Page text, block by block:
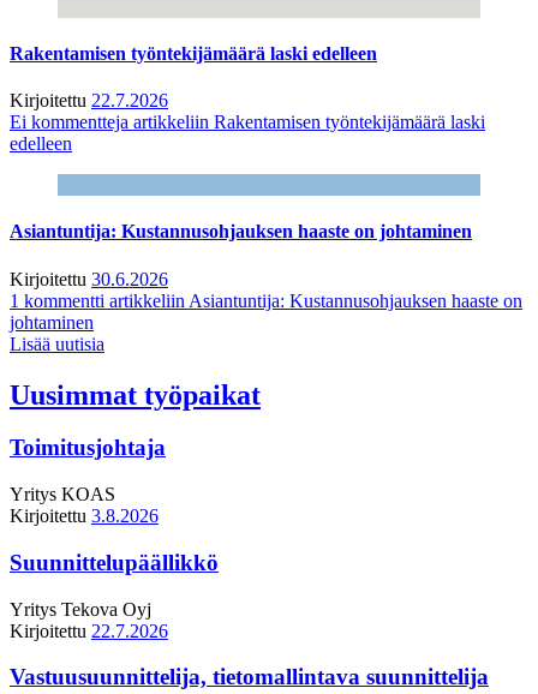
Rakentamisen työntekijämäärä laski edelleen
Kirjoitettu 22.7.2026
Ei kommentteja artikkeliin Rakentamisen työntekijämäärä laski
edelleen
Asiantuntija: Kustannusohjauksen haaste on johtaminen
Kirjoitettu 30.6.2026
1 kommentti artikkeliin Asiantuntija: Kustannusohjauksen haaste on
johtaminen
Lisää uutisia
Uusimmat työpaikat
Toimitusjohtaja
Yritys KOAS
Kirjoitettu 3.8.2026
Suunnittelupäällikkö
Yritys Tekova Oyj
Kirjoitettu 22.7.2026
Vastuusuunnittelija, tietomallintava suunnittelija